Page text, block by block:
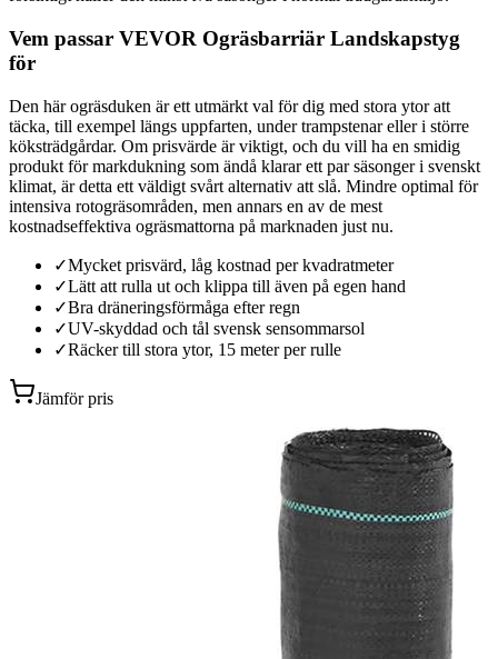
Vem passar VEVOR Ogräsbarriär Landskapstyg
för
Den här ogräsduken är ett utmärkt val för dig med stora ytor att
täcka, till exempel längs uppfarten, under trampstenar eller i större
köksträdgårdar. Om prisvärde är viktigt, och du vill ha en smidig
produkt för markdukning som ändå klarar ett par säsonger i svenskt
klimat, är detta ett väldigt svårt alternativ att slå. Mindre optimal för
intensiva rotogräsområden, men annars en av de mest
kostnadseffektiva ogräsmattorna på marknaden just nu.
✓Mycket prisvärd, låg kostnad per kvadratmeter
✓Lätt att rulla ut och klippa till även på egen hand
✓Bra dräneringsförmåga efter regn
✓UV-skyddad och tål svensk sensommarsol
✓Räcker till stora ytor, 15 meter per rulle
Jämför pris